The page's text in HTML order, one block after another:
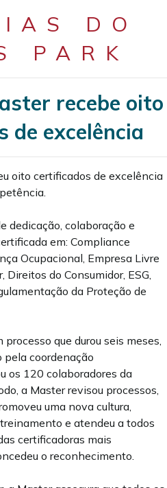
DO
PARK
recebe oito
de excelência
oito certificados de excelência
dedicação, colaboração e
em: Compliance
Ocupacional, Empresa Livre
do Consumidor, ESG,
da Proteção de
que durou seis meses,
pela coordenação
os 120 colaboradores da
a Master revisou processos,
uma nova cultura,
e atendeu a todos
certificadoras mais
o reconhecimento.